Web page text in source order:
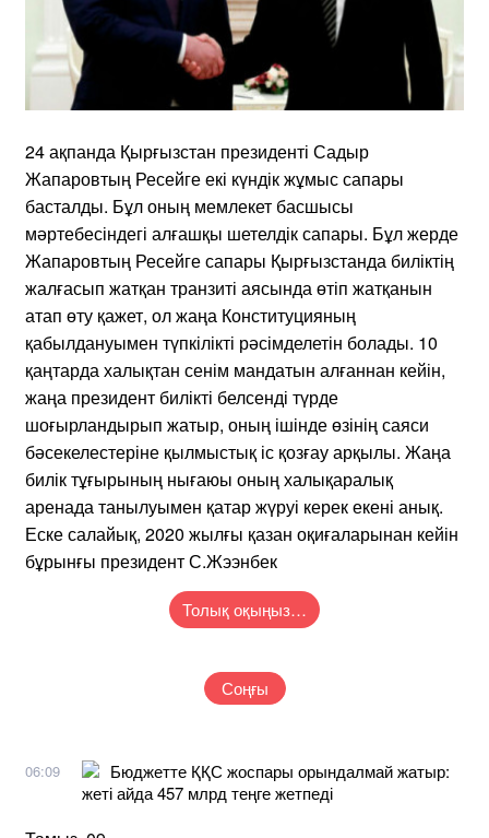
24 ақпанда Қырғызстан президенті Садыр
Жапаровтың Ресейге екі күндік жұмыс сапары
басталды. Бұл оның мемлекет басшысы
мәртебесіндегі алғашқы шетелдік сапары. Бұл жерде
Жапаровтың Ресейге сапары Қырғызстанда биліктің
жалғасып жатқан транзиті аясында өтіп жатқанын
атап өту қажет, ол жаңа Конституцияның
қабылдануымен түпкілікті рәсімделетін болады. 10
қаңтарда халықтан сенім мандатын алғаннан кейін,
жаңа президент билікті белсенді түрде
шоғырландырып жатыр, оның ішінде өзінің саяси
бәсекелестеріне қылмыстық іс қозғау арқылы. Жаңа
билік тұғырының нығаюы оның халықаралық
аренада танылуымен қатар жүруі керек екені анық.
Еске салайық, 2020 жылғы қазан оқиғаларынан кейін
бұрынғы президент С.Жээнбек
Толық оқыңыз…
Соңғы
06:09
Бюджетте ҚҚС жоспары орындалмай жатыр:
жеті айда 457 млрд теңге жетпеді